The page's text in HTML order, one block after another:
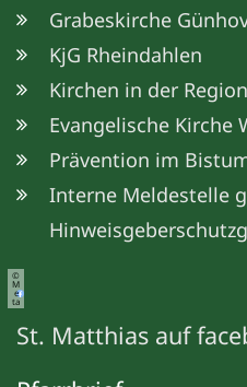
Grabeskirche
KjG Rheindahlen
Kirchen in der
Evangelische Kirche
Prävention im
Interne Meldestelle
©
M
e
ta
St. Matthias auf